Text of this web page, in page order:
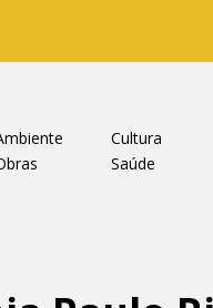
Cultura
Saúde